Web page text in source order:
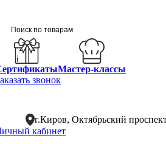
Мастер-классы
звонок
г.Киров, Октябрьский
кабинет